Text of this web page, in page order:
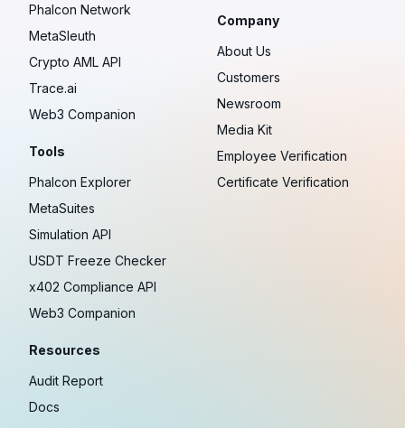
Phalcon Network
MetaSleuth
Crypto AML API
Trace.ai
Web3 Companion
Tools
Phalcon Explorer
MetaSuites
Simulation API
USDT Freeze Checker
x402 Compliance API
Web3 Companion
Resources
Audit Report
Docs
Company
About Us
Customers
Newsroom
Media Kit
Employee Verification
Certificate Verification